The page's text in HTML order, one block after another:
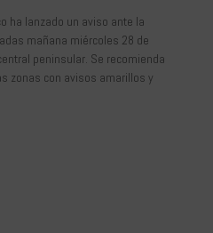
ha lanzado un aviso ante la
mañana miércoles 28 de
peninsular. Se recomienda
zonas con avisos amarillos y